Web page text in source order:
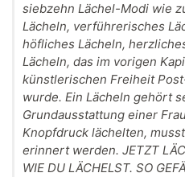
siebzehn Lächel-Modi wie
Lächeln, verführerisches
höfliches Lächeln,
Lächeln, das im vorigen
künstlerischen Freiheit
wurde. Ein Lächeln gehört
Grundausstattung einer
Knopfdruck lächelten,
erinnert werden. JETZT
WIE DU LÄCHELST. SO